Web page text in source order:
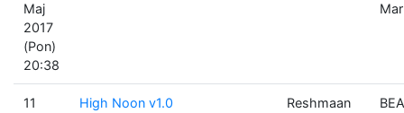
Maj
2017
(Pon)
20:38
11
High Noon v1.0
Reshmaan